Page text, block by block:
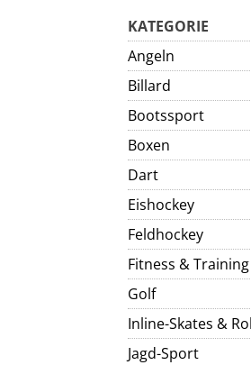
KATEGORIE
Angeln
Billard
Bootssport
Boxen
Dart
Eishockey
Feldhockey
Fitness & Training
Golf
Inline-Skates &
Jagd-Sport